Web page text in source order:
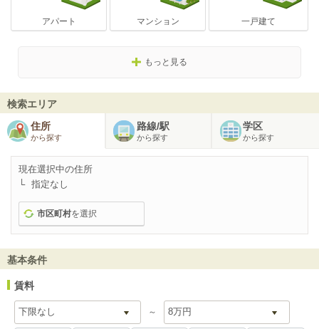
アパート マンション 一戸建て
もっと見る
検索エリア
住所
から探す
路線/駅
から探す
学区
から探す
現在選択中の住所
指定なし
市区町村を選択
基本条件
賃料
～